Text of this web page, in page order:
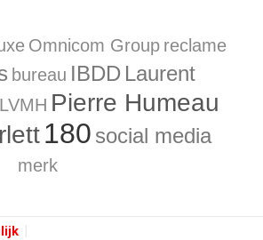
Omnicom Group reclame
bureau IBDD Laurent
LVMH Pierre Humeau
180 social media
merk